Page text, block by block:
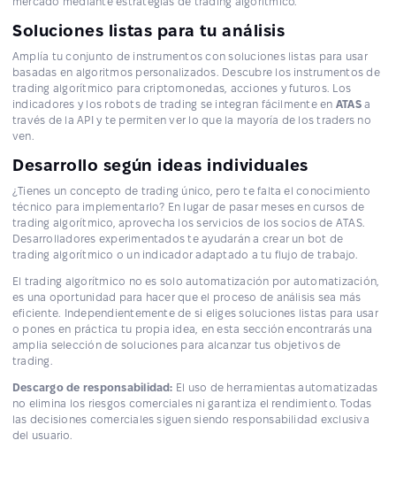
Soluciones listas para tu análisis
Amplía tu conjunto de instrumentos con soluciones listas para usar
basadas en algoritmos personalizados. Descubre los instrumentos de
trading algorítmico para criptomonedas, acciones y futuros. Los
indicadores y los robots de trading se integran fácilmente en ATASa
través de la API y te permiten ver lo que la mayoría de los traders no
ven.
Desarrollo según ideas individuales
¿Tienes un concepto de trading único, pero te falta el conocimiento
técnico para implementarlo? En lugar de pasar meses en cursos de
trading algorítmico, aprovecha los servicios de los socios de ATAS.
Desarrolladores experimentados te ayudarán a crear un bot de
trading algorítmico o un indicador adaptado a tu flujo de trabajo.
El trading algorítmico no es solo automatización por automatización,
es una oportunidad para hacer que el proceso de análisis sea más
eficiente. Independientemente de si eliges soluciones listas para usar
o pones en práctica tu propia idea, en esta sección encontrarás una
amplia selección de soluciones para alcanzar tus objetivos de
trading.
Descargo de responsabilidad: El uso de herramientas automatizadas
no elimina los riesgos comerciales ni garantiza el rendimiento. Todas
las decisiones comerciales siguen siendo responsabilidad exclusiva
del usuario.